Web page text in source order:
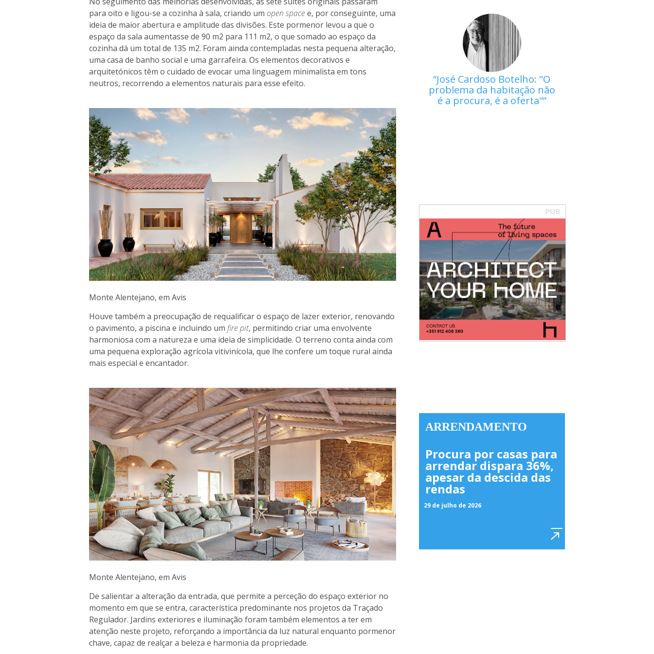
para oito e ligou-se a cozinha à sala, criando um open spacee, por conseguinte, uma
ideia de maior abertura e amplitude das divisões. Este pormenor levou a que o
espaço da sala aumentasse de 90 m2 para 111 m2, o que somado ao espaço da
cozinha dá um total de 135 m2. Foram ainda contempladas nesta pequena alteração,
uma casa de banho social e uma garrafeira. Os elementos decorativos e
arquitetónicos têm o cuidado de evocar uma linguagem minimalista em tons
neutros, recorrendo a elementos naturais para esse efeito.
Monte Alentejano, em Avis
Houve também a preocupação de requalificar o espaço de lazer exterior, renovando
o pavimento, a piscina e incluindo umfire pit, permitindo criar uma envolvente
harmoniosa com a natureza e uma ideia de simplicidade. O terreno conta ainda com
uma pequena exploração agrícola vitivinícola, que lhe confere um toque rural ainda
mais especial e encantador.
Monte Alentejano, em Avis
De salientar a alteração da entrada, que permite a perceção do espaço exterior no
momento em que se entra, característica predominante nos projetos da Traçado
Regulador. Jardins exteriores e iluminação foram também elementos a ter em
atenção neste projeto, reforçando a importância da luz natural enquanto pormenor
chave, capaz de realçar a beleza e harmonia da propriedade.
José Cardoso Botelho: "O
problema da habitação não
é a procura, é a oferta"
PUB
ARRENDAMENTO
Procura por casas para
arrendar dispara 36%,
apesar da descida das
rendas
29 de julho de 2026